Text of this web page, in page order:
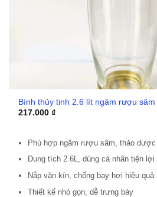
Bình thủy tinh 2.6 lít ngâm rượu sâm
217.000₫
Phù hợp ngâm rượu sâm, thảo dược
Dung tích 2.6L, dùng cá nhân tiện lợi
Nắp vặn kín, chống bay hơi hiệu quả
Thiết kế nhỏ gọn, dễ trưng bày